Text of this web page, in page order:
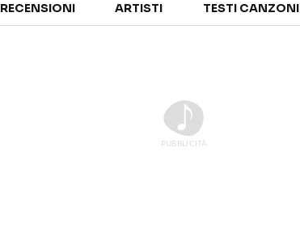
TALENT SHOW
RECENSIONI ARTISTI TESTI CANZONI